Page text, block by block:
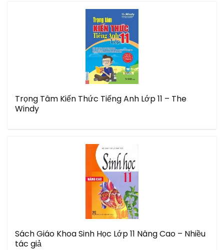
Trọng Tâm Kiến Thức Tiếng Anh Lớp 11 – The
Windy
Sách Giáo Khoa Sinh Học Lớp 11 Nâng Cao – Nhiều
tác giả